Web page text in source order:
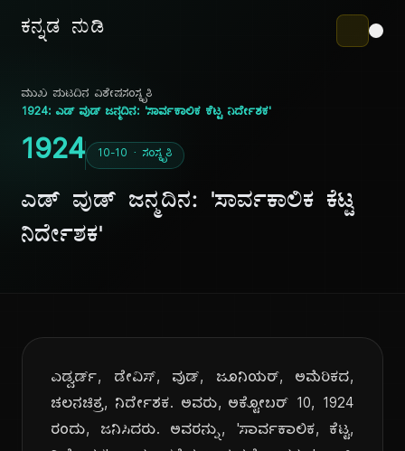
ಕನ್ನಡ ನುಡಿ
ಮುಖ ಪುಟದಿನ ವಿಶೇಷಸಂಸ್ಕೃತಿ
1924: ಎಡ್ ವುಡ್ ಜನ್ಮದಿನ: 'ಸಾರ್ವಕಾಲಿಕ ಕೆಟ್ಟ ನಿರ್ದೇಶಕ'
1924 10-10 · ಸಂಸ್ಕೃತಿ
ಎಡ್ ವುಡ್ ಜನ್ಮದಿನ: 'ಸಾರ್ವಕಾಲಿಕ ಕೆಟ್ಟ
ನಿರ್ದೇಶಕ'
ಎಡ್ವರ್ಡ್, ಡೇವಿಸ್, ವುಡ್, ಜೂನಿಯರ್, ಅಮೆರಿಕದ,
ಚಲನಚಿತ್ರ, ನಿರ್ದೇಶಕ. ಅವರು, ಅಕ್ಟೋಬರ್ 10, 1924
ರಂದು, ಜನಿಸಿದರು. ಅವರನ್ನು, 'ಸಾರ್ವಕಾಲಿಕ, ಕೆಟ್ಟ,